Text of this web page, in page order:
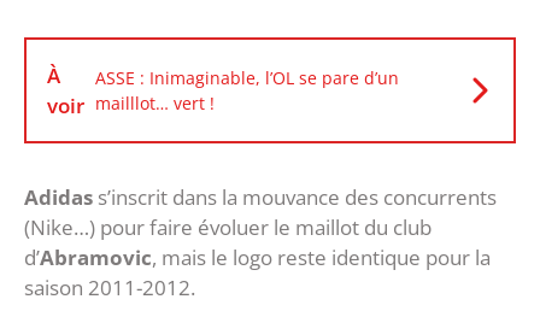
À
voir
ASSE : Inimaginable, l’OL se pare d’un
mailllot… vert !
Adidas s’inscrit dans la mouvance des concurrents
(Nike…) pour faire évoluer le maillot du club
d’Abramovic, mais le logo reste identique pour la
saison 2011-2012.